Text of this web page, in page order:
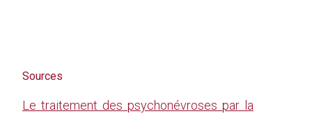
Sources
Le traitement des psychonévroses par la